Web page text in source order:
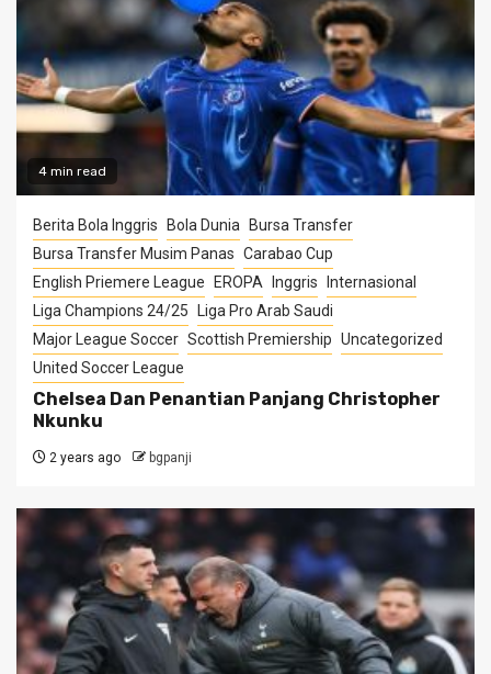
4 min read
Berita Bola Inggris Bola Dunia
Bursa Transfer
Bursa Transfer Musim Panas Carabao Cup
English Priemere League
EROPA Inggris
Internasional
Liga Champions 24/25
Liga Pro Arab Saudi
Major League Soccer Scottish Premiership Uncategorized
United Soccer League
Chelsea Dan Penantian Panjang Christopher
Nkunku
2 years ago bgpanji